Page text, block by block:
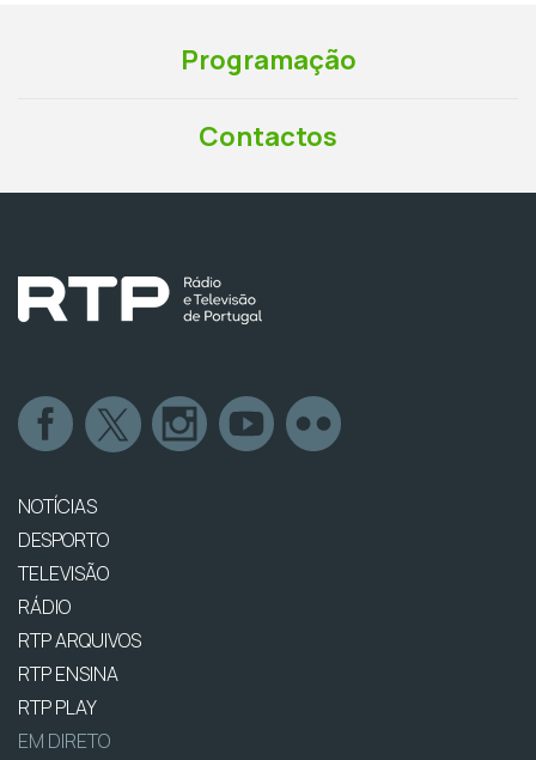
Programação
Contactos
NOTÍCIAS
DESPORTO
TELEVISÃO
RÁDIO
RTP ARQUIVOS
RTP ENSINA
RTP PLAY
EM DIRETO